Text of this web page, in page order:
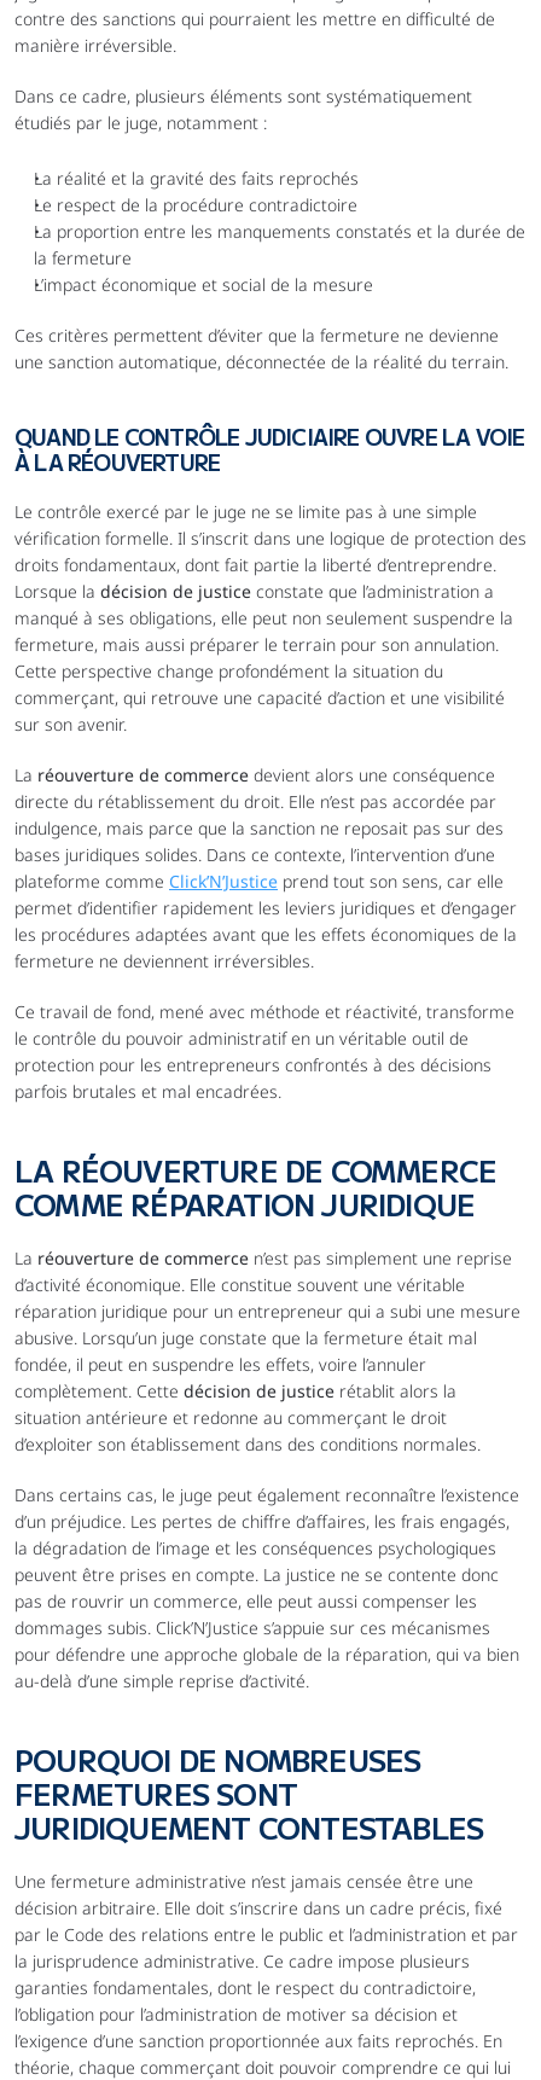
contre des sanctions qui pourraient les mettre en difficulté de
manière irréversible.
Dans ce cadre, plusieurs éléments sont systématiquement
étudiés par le juge, notamment :
La réalité et la gravité des faits reprochés
Le respect de la procédure contradictoire
La proportion entre les manquements constatés et la durée de
la fermeture
L’impact économique et social de la mesure
Ces critères permettent d’éviter que la fermeture ne devienne
une sanction automatique, déconnectée de la réalité du terrain.
QUAND LE CONTRÔLE JUDICIAIRE OUVRE LA VOIE
À LA RÉOUVERTURE
Le contrôle exercé par le juge ne se limite pas à une simple
vérification formelle. Il s’inscrit dans une logique de protection des
droits fondamentaux, dont fait partie la liberté d’entreprendre.
Lorsque la décision de justice constate que l’administration a
manqué à ses obligations, elle peut non seulement suspendre la
fermeture, mais aussi préparer le terrain pour son annulation.
Cette perspective change profondément la situation du
commerçant, qui retrouve une capacité d’action et une visibilité
sur son avenir.
La réouverture de commerce devient alors une conséquence
directe du rétablissement du droit. Elle n’est pas accordée par
indulgence, mais parce que la sanction ne reposait pas sur des
bases juridiques solides. Dans ce contexte, l’intervention d’une
plateforme comme Click’N’Justice prend tout son sens, car elle
permet d’identifier rapidement les leviers juridiques et d’engager
les procédures adaptées avant que les effets économiques de la
fermeture ne deviennent irréversibles.
Ce travail de fond, mené avec méthode et réactivité, transforme
le contrôle du pouvoir administratif en un véritable outil de
protection pour les entrepreneurs confrontés à des décisions
parfois brutales et mal encadrées.
LA RÉOUVERTURE DE COMMERCE
COMME RÉPARATION JURIDIQUE
La réouverture de commerce n’est pas simplement une reprise
d’activité économique. Elle constitue souvent une véritable
réparation juridique pour un entrepreneur qui a subi une mesure
abusive. Lorsqu’un juge constate que la fermeture était mal
fondée, il peut en suspendre les effets, voire l’annuler
complètement. Cette décision de justice rétablit alors la
situation antérieure et redonne au commerçant le droit
d’exploiter son établissement dans des conditions normales.
Dans certains cas, le juge peut également reconnaître l’existence
d’un préjudice. Les pertes de chiffre d’affaires, les frais engagés,
la dégradation de l’image et les conséquences psychologiques
peuvent être prises en compte. La justice ne se contente donc
pas de rouvrir un commerce, elle peut aussi compenser les
dommages subis. Click’N’Justice s’appuie sur ces mécanismes
pour défendre une approche globale de la réparation, qui va bien
au-delà d’une simple reprise d’activité.
POURQUOI DE NOMBREUSES
FERMETURES SONT
JURIDIQUEMENT CONTESTABLES
Une fermeture administrative n’est jamais censée être une
décision arbitraire. Elle doit s’inscrire dans un cadre précis, fixé
par le Code des relations entre le public et l’administration et par
la jurisprudence administrative. Ce cadre impose plusieurs
garanties fondamentales, dont le respect du contradictoire,
l’obligation pour l’administration de motiver sa décision et
l’exigence d’une sanction proportionnée aux faits reprochés. En
théorie, chaque commerçant doit pouvoir comprendre ce qui lui